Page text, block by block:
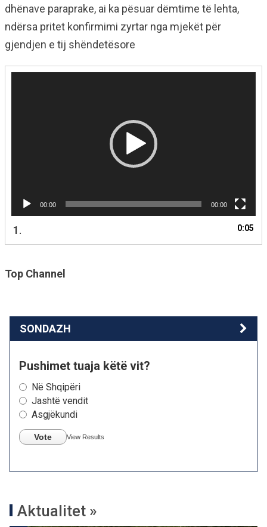
dhënave paraprake, ai ka pësuar dëmtime të lehta,
ndërsa pritet konfirmimi zyrtar nga mjekët për
gjendjen e tij shëndetësore
00:00 00:00
1. 0:05
Top Channel
SONDAZH
Pushimet tuaja këtë vit?
Në Shqipëri
Jashtë vendit
Asgjëkundi
Vote View Results
Aktualitet »